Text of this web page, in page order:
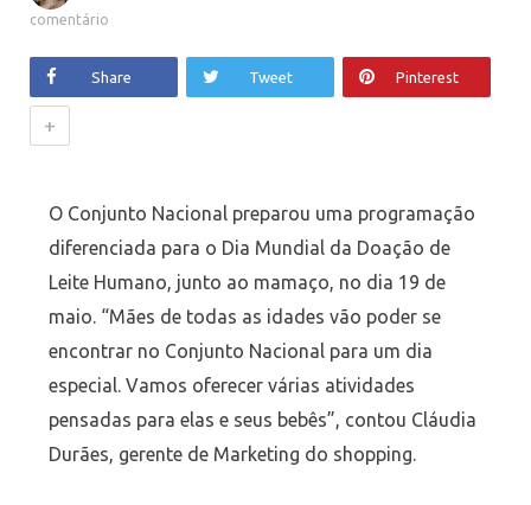
comentário
Share Tweet Pinterest
+
O Conjunto Nacional preparou uma programação
diferenciada para o Dia Mundial da Doação de
Leite Humano, junto ao mamaço, no dia 19 de
maio. “Mães de todas as idades vão poder se
encontrar no Conjunto Nacional para um dia
especial. Vamos oferecer várias atividades
pensadas para elas e seus bebês”, contou Cláudia
Durães, gerente de Marketing do shopping.